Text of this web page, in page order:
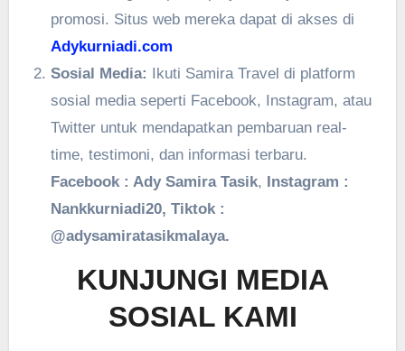
promosi. Situs web mereka dapat di akses di
Adykurniadi.com
Sosial Media: Ikuti Samira Travel di platform
sosial media seperti Facebook, Instagram, atau
Twitter untuk mendapatkan pembaruan real-
time, testimoni, dan informasi terbaru.
Facebook : Ady Samira Tasik,
Instagram :
Nankkurniadi20, Tiktok :
@adysamiratasikmalaya.
KUNJUNGI MEDIA
SOSIAL KAMI